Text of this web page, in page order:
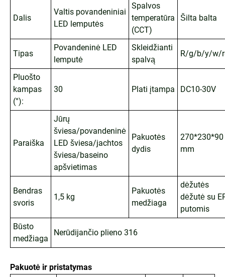
Dalis
Valtis povandeniniai
LED lemputės
Spalvos
temperatūra
(CCT)
Šilta balta
Tipas
Povandeninė LED
lemputė
Skleidžianti
spalvą
R/g/b/y/w/
Pluošto
kampas
(°):
30 Plati įtampa DC10-30V
Paraiška
Jūrų
šviesa/povandeninė
LED šviesa/jachtos
šviesa/baseino
apšvietimas
Pakuotės
dydis
270*230*90
mm
Bendras
svoris
1,5 kg
Pakuotės
medžiaga
dėžutės
dėžutė su
putomis
Būsto
medžiaga
Nerūdijančio plieno 316
Pakuotė ir pristatymas